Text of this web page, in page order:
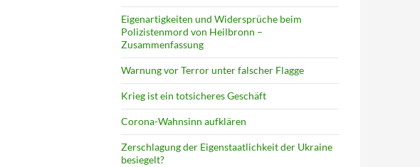
Eigenartigkeiten und Widersprüche beim
Polizistenmord von Heilbronn –
Zusammenfassung
Warnung vor Terror unter falscher Flagge
Krieg ist ein totsicheres Geschäft
Corona-Wahnsinn aufklären
Zerschlagung der Eigenstaatlichkeit der Ukraine
besiegelt?